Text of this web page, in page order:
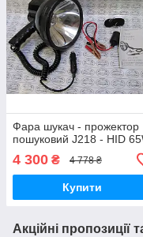
Фара шукач - прожектор
пошуковий J218 - HID
4 300 ₴ 4 778 ₴
Купити
Акційні пропозиції